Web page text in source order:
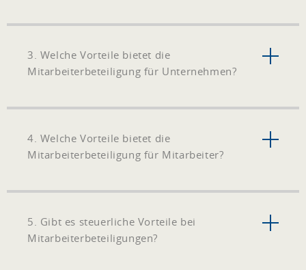
3. Welche Vorteile bietet die
Mitarbeiterbeteiligung für Unternehmen?
4. Welche Vorteile bietet die
Mitarbeiterbeteiligung für Mitarbeiter?
5. Gibt es steuerliche Vorteile bei
Mitarbeiterbeteiligungen?